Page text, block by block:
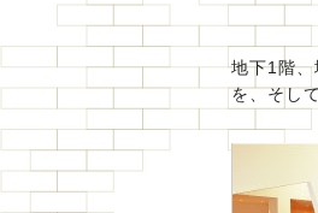
地下1階、
を、そし